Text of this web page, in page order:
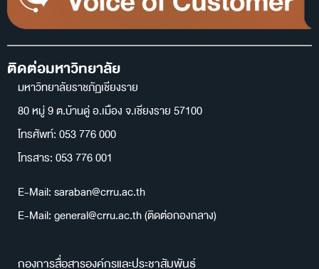
ติดต่อมหาวิทยาลัย
มหาวิทยาลัยราชภัฏเชียงราย
80 หมู่ 9 ต.บ้านดู่ อ.เมือง จ.เชียงราย 57100
โทรศัพท์: 053 776 000
โทรสาร: 053 776 001
E-Mail: saraban@crru.ac.th
E-Mail: general@crru.ac.th (ติดต่อกองกลาง)
กองการสื่อสารองค์กรและประชาสัมพันธ์